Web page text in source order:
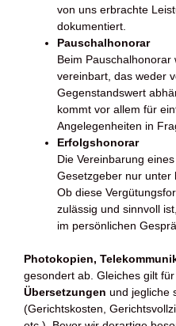
von uns erbrachte
dokumentiert.
Pauschalhonorar
Beim
vereinbart, das weder
Gegenstandswert
kommt vor allem für
Angelegenheiten in
Erfolgshonorar
Die Vereinbarung
Gesetzgeber nur unter
Ob diese
zulässig und sinnvoll
im persönlichen
Photokopien,
gesondert ab. Gleiches gilt für
Übersetzungen und jegliche
(Gerichtskosten,